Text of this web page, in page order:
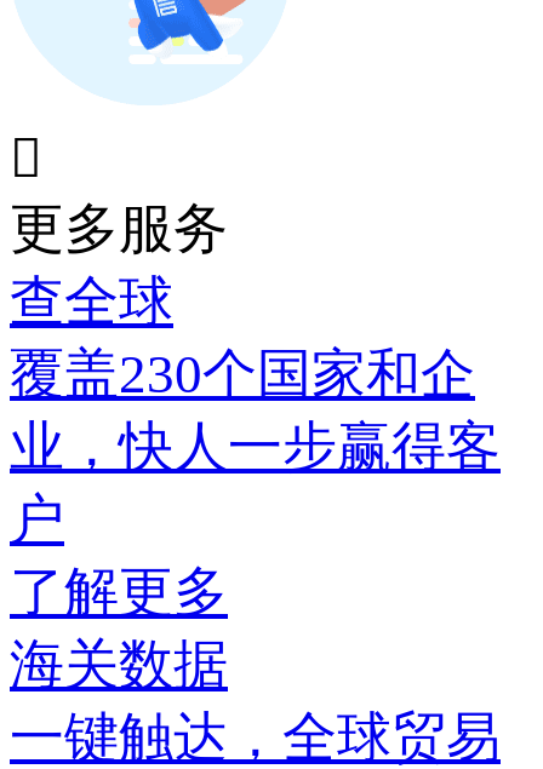

更多服务
查全球
覆盖230个国家和企
业，快人一步赢得客
户
了解更多
海关数据
一键触达，全球贸易